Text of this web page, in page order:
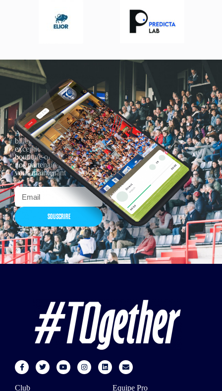
Actualités, nouveautés,
billetterie, remises
exceptionnelles dans la
boutique officielles & chez
nos partenaires… Inscrivez-
vous maintenant
SOUSCRIRE
Club Equipe Pro